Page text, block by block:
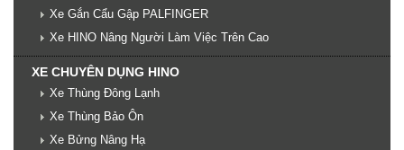
Xe Gắn Cẩu Gập PALFINGER
Xe HINO Nâng Người Làm Việc Trên Cao
XE CHUYÊN DỤNG HINO
Xe Thùng Đông Lạnh
Xe Thùng Bảo Ôn
Xe Bửng Nâng Hạ